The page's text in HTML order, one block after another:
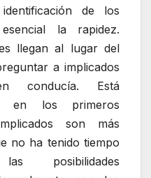
de los
la rapidez.
llegan al lugar del
a implicados
conducía. Está
en los primeros
son más
no ha tenido tiempo
posibilidades